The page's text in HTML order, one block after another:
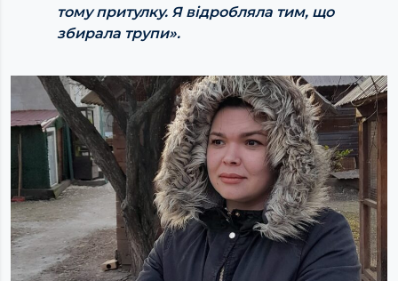
тому притулку. Я відробляла тим, що
збирала трупи».